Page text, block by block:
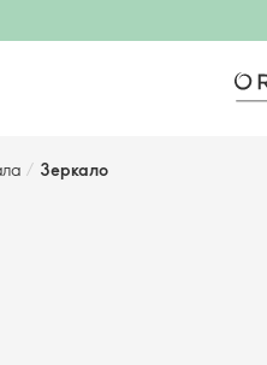
/ Зеркало